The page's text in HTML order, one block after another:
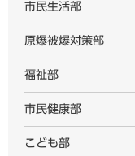
市民生活部
原爆被爆対策部
福祉部
市民健康部
こども部